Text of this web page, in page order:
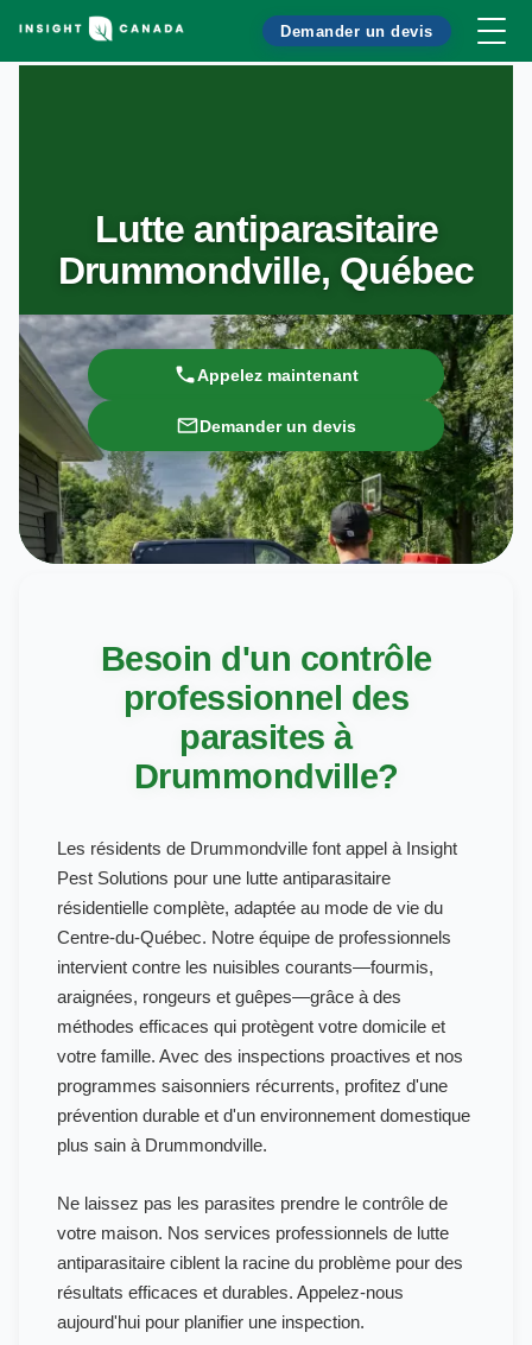
Demander un devis
Lutte antiparasitaire
Drummondville, Québec
Appelez maintenant
Demander un devis
Besoin d'un contrôle
professionnel des
parasites à
Drummondville?
Les résidents de Drummondville font appel à Insight
Pest Solutions pour une lutte antiparasitaire
résidentielle complète, adaptée au mode de vie du
Centre-du-Québec. Notre équipe de professionnels
intervient contre les nuisibles courants—fourmis,
araignées, rongeurs et guêpes—grâce à des
méthodes efficaces qui protègent votre domicile et
votre famille. Avec des inspections proactives et nos
programmes saisonniers récurrents, profitez d'une
prévention durable et d'un environnement domestique
plus sain à Drummondville.
Ne laissez pas les parasites prendre le contrôle de
votre maison. Nos services professionnels de lutte
antiparasitaire ciblent la racine du problème pour des
résultats efficaces et durables. Appelez-nous
aujourd'hui pour planifier une inspection.